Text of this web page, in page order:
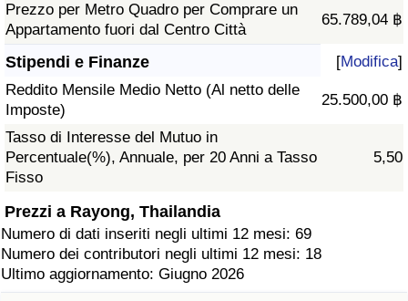
Prezzo per Metro Quadro per Comprare un
Appartamento fuori dal Centro Città
65.789,04 ฿
Stipendi e Finanze [Modifica]
Reddito Mensile Medio Netto (Al netto delle
Imposte)
25.500,00 ฿
Tasso di Interesse del Mutuo in
Percentuale(%), Annuale, per 20 Anni a Tasso
Fisso
5,50
Prezzi a Rayong, Thailandia
Numero di dati inseriti negli ultimi 12 mesi: 69
Numero dei contributori negli ultimi 12 mesi: 18
Ultimo aggiornamento: Giugno 2026